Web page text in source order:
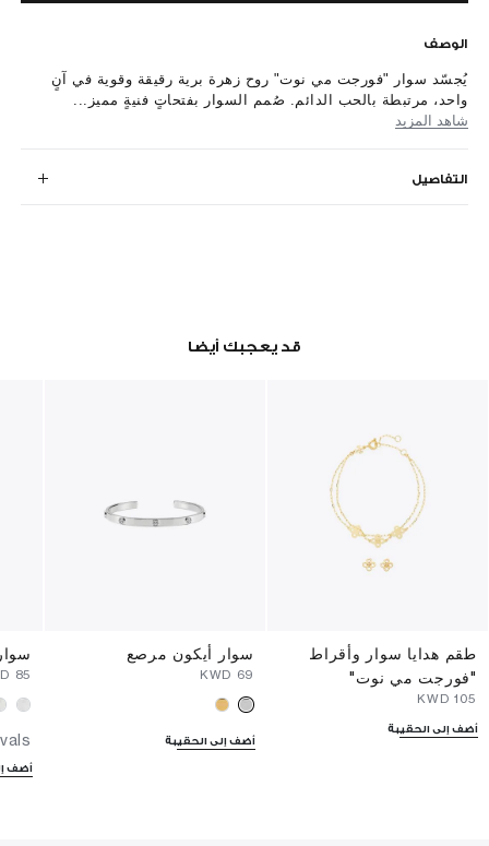
الوصف
يُجسّد سوار "فورجت مي نوت" روح زهرة برية رقيقة وقوية في آنٍ
واحد، مرتبطة بالحب الدائم. صُمم السوار بفتحاتٍ فنيةٍ مميز...
شاهد المزيد
التفاصيل
قد يعجبك أيضا
طقم هدايا سوار وأقراط
"فورجت مي نوت"
أضف إلى الحقيبة
سوار أيكون مرصع
أضف إلى الحقيبة
أضف